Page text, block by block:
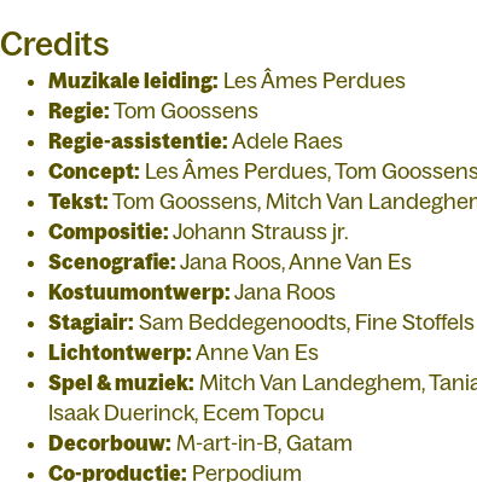
Credits
Muzikale leiding: Les Âmes Perdues
Regie: Tom Goossens
Regie-assistentie: Adele Raes
Concept: Les Âmes Perdues, Tom
Tekst: Tom Goossens, Mitch Van
Compositie: Johann Strauss jr.
Scenografie: Jana Roos, Anne Van Es
Kostuumontwerp: Jana Roos
Stagiair: Sam Beddegenoodts, Fine Stoffels
Lichtontwerp: Anne Van Es
Spel & muziek: Mitch Van Landeghem,
Isaak Duerinck, Ecem Topcu
Decorbouw: M-art-in-B, Gatam
Co-productie: Perpodium